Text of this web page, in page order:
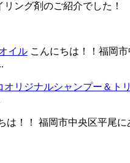
ング剤のご紹介でした！
イル こんにちは！！福岡
リジナルシャンプー＆ト
は！！ 福岡市中央区平尾に